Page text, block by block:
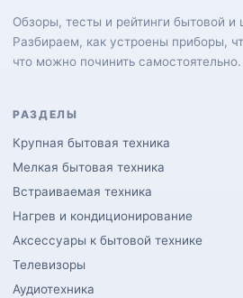
Обзоры, тесты и рейтинги бытовой и
Разбираем, как устроены приборы,
что можно починить самостоятельно.
РАЗДЕЛЫ
Крупная бытовая техника
Мелкая бытовая техника
Встраиваемая техника
Нагрев и кондиционирование
Аксессуары к бытовой технике
Телевизоры
Аудиотехника